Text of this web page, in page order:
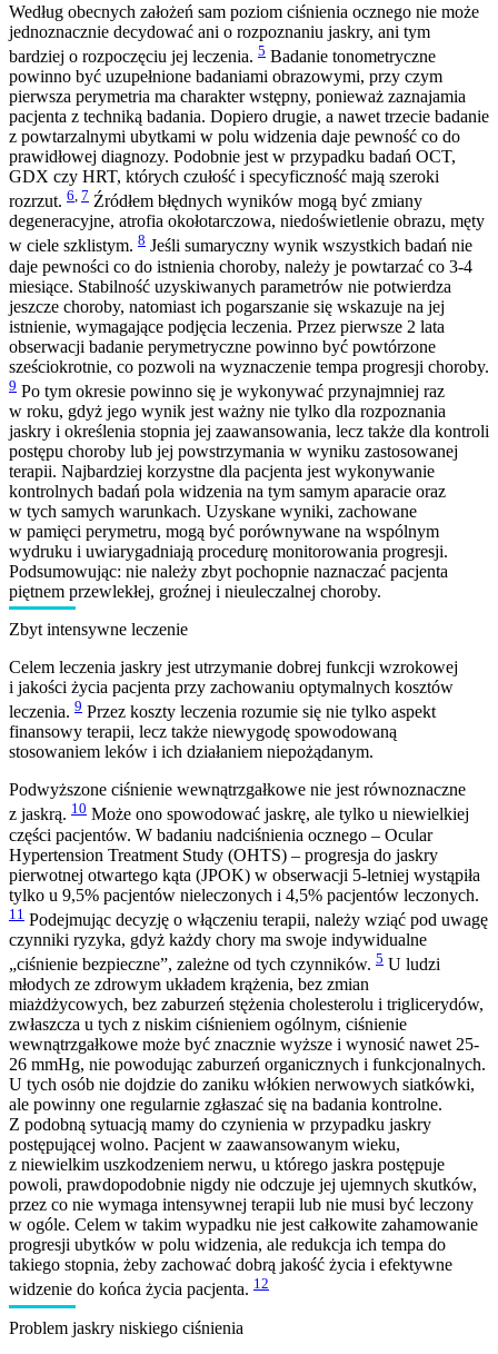
Według obecnych założeń sam poziom ciśnienia ocznego nie może
jednoznacznie decydować ani o rozpoznaniu jaskry, ani tym
bardziej o rozpoczęciu jej leczenia. 5 Badanie tonometryczne
powinno być uzupełnione badaniami obrazowymi, przy czym
pierwsza perymetria ma charakter wstępny, ponieważ zaznajamia
pacjenta z techniką badania. Dopiero drugie, a nawet trzecie badanie
z powtarzalnymi ubytkami w polu widzenia daje pewność co do
prawidłowej diagnozy. Podobnie jest w przypadku badań OCT,
GDX czy HRT, których czułość i specyficzność mają szeroki
rozrzut. 6 7 Źródłem błędnych wyników mogą być zmiany
degeneracyjne, atrofia okołotarczowa, niedoświetlenie obrazu, męty
w ciele szklistym. 8 Jeśli sumaryczny wynik wszystkich badań nie
daje pewności co do istnienia choroby, należy je powtarzać co 3-4
miesiące. Stabilność uzyskiwanych parametrów nie potwierdza
jeszcze choroby, natomiast ich pogarszanie się wskazuje na jej
istnienie, wymagające podjęcia leczenia. Przez pierwsze 2 lata
obserwacji badanie perymetryczne powinno być powtórzone
sześciokrotnie, co pozwoli na wyznaczenie tempa progresji choroby.
9 Po tym okresie powinno się je wykonywać przynajmniej raz
w roku, gdyż jego wynik jest ważny nie tylko dla rozpoznania
jaskry i określenia stopnia jej zaawansowania, lecz także dla kontroli
postępu choroby lub jej powstrzymania w wyniku zastosowanej
terapii. Najbardziej korzystne dla pacjenta jest wykonywanie
kontrolnych badań pola widzenia na tym samym aparacie oraz
w tych samych warunkach. Uzyskane wyniki, zachowane
w pamięci perymetru, mogą być porównywane na wspólnym
wydruku i uwiarygadniają procedurę monitorowania progresji.
Podsumowując: nie należy zbyt pochopnie naznaczać pacjenta
piętnem przewlekłej, groźnej i nieuleczalnej choroby.
Zbyt intensywne leczenie
Celem leczenia jaskry jest utrzymanie dobrej funkcji wzrokowej
i jakości życia pacjenta przy zachowaniu optymalnych kosztów
leczenia. 9 Przez koszty leczenia rozumie się nie tylko aspekt
finansowy terapii, lecz także niewygodę spowodowaną
stosowaniem leków i ich działaniem niepożądanym.
Podwyższone ciśnienie wewnątrzgałkowe nie jest równoznaczne
z jaskrą. 10 Może ono spowodować jaskrę, ale tylko u niewielkiej
części pacjentów. W badaniu nadciśnienia ocznego – Ocular
Hypertension Treatment Study (OHTS) – progresja do jaskry
pierwotnej otwartego kąta (JPOK) w obserwacji 5-letniej wystąpiła
tylko u 9,5% pacjentów nieleczonych i 4,5% pacjentów leczonych.
11 Podejmując decyzję o włączeniu terapii, należy wziąć pod uwagę
czynniki ryzyka, gdyż każdy chory ma swoje indywidualne
„ciśnienie bezpieczne”, zależne od tych czynników. 5 U ludzi
młodych ze zdrowym układem krążenia, bez zmian
miażdżycowych, bez zaburzeń stężenia cholesterolu i triglicerydów,
zwłaszcza u tych z niskim ciśnieniem ogólnym, ciśnienie
wewnątrzgałkowe może być znacznie wyższe i wynosić nawet 25-
26 mmHg, nie powodując zaburzeń organicznych i funkcjonalnych.
U tych osób nie dojdzie do zaniku włókien nerwowych siatkówki,
ale powinny one regularnie zgłaszać się na badania kontrolne.
Z podobną sytuacją mamy do czynienia w przypadku jaskry
postępującej wolno. Pacjent w zaawansowanym wieku,
z niewielkim uszkodzeniem nerwu, u którego jaskra postępuje
powoli, prawdopodobnie nigdy nie odczuje jej ujemnych skutków,
przez co nie wymaga intensywnej terapii lub nie musi być leczony
w ogóle. Celem w takim wypadku nie jest całkowite zahamowanie
progresji ubytków w polu widzenia, ale redukcja ich tempa do
takiego stopnia, żeby zachować dobrą jakość życia i efektywne
widzenie do końca życia pacjenta. 12
Problem jaskry niskiego ciśnienia